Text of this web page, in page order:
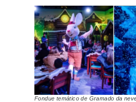
Fondue temático de Gramado da